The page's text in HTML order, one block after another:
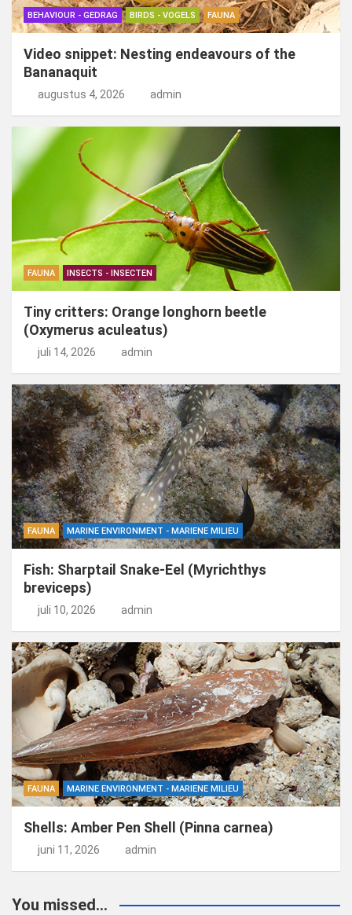
BEHAVIOUR - GEDRAG BIRDS - VOGELS FAUNA
Video snippet: Nesting endeavours of the
Bananaquit
augustus 4, 2026 admin
FAUNA INSECTS - INSECTEN
Tiny critters: Orange longhorn beetle
(Oxymerus aculeatus)
juli 14, 2026 admin
FAUNA MARINE ENVIRONMENT - MARIENE MILIEU
Fish: Sharptail Snake-Eel (Myrichthys
breviceps)
juli 10, 2026 admin
FAUNA MARINE ENVIRONMENT - MARIENE MILIEU
Shells: Amber Pen Shell (Pinna carnea)
juni 11, 2026 admin
You missed...